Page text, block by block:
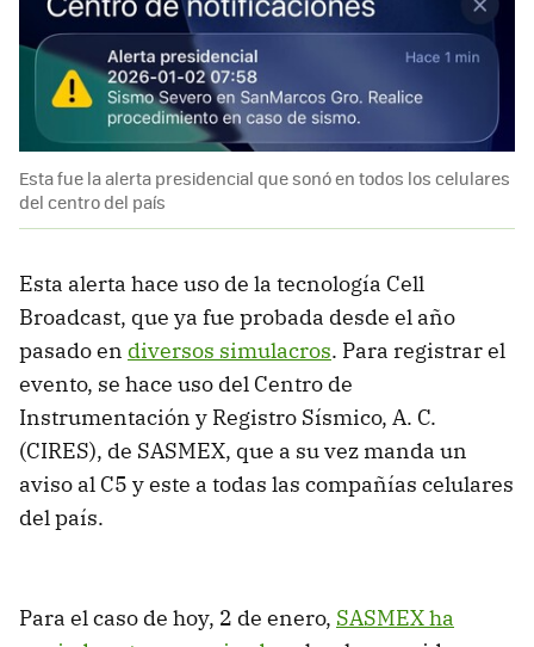
Esta fue la alerta presidencial que sonó en todos los celulares
del centro del país
Esta alerta hace uso de la tecnología Cell
Broadcast, que ya fue probada desde el año
pasado en diversos simulacros. Para registrar el
evento, se hace uso del Centro de
Instrumentación y Registro Sísmico, A. C.
(CIRES), de SASMEX, que a su vez manda un
aviso al C5 y este a todas las compañías celulares
del país.
Para el caso de hoy, 2 de enero, SASMEX ha